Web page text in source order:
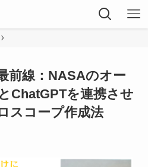
前線：NASAのオー
ChatGPTを連携させ
スコープ作成法